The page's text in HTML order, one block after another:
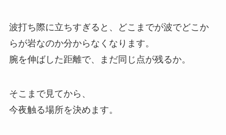
波打ち際に立ちすぎると、どこまでが波でどこか
らが岩なのか分からなくなります。
腕を伸ばした距離で、まだ同じ点が残るか。
そこまで見てから、
今夜触る場所を決めます。